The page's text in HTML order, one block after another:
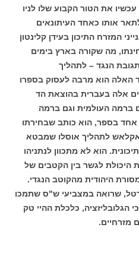
את הטור הקבוע שלו לניו
אותו כאחד העיתונאים
המזרח התיכון בעידן קלינטון
מה שקורה בארץ בימים
הנגד – לתהליך
האלה הוא מרבה לעסוק בספרו
אלה בעברית בהוצאת הד
ברמה העולמית וגם ברמה
בספר, הוא כותב שבחירתו
באקלאש לתהליך אוסלו שמבטא
הוא לא מתכוון לנתניהו
היכולת לגשר בין הקטבים של
המסורת היהודית מהקוטב הנגדי.
שרואה במצביעי ש"ס שתמכו
הגלובליזציה, כלכלת ההיי טק
מזרחיים.